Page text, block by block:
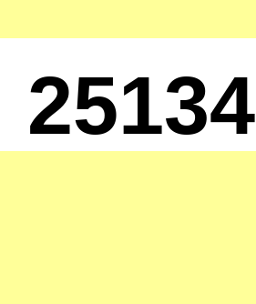
25134